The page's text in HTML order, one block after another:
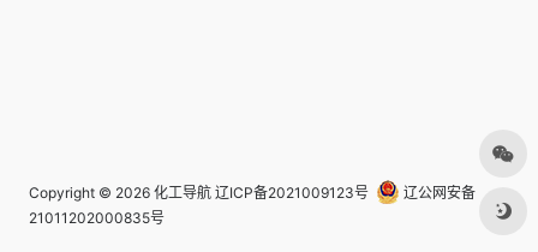
Copyright © 2026 化工导航 辽ICP备2021009123号
辽公网安备
21011202000835号